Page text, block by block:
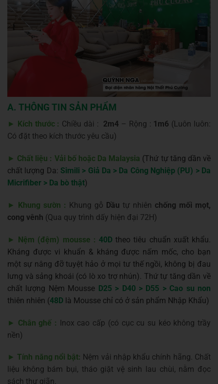
A. THÔNG TIN SẢN PHẨM
► Kích thước : Chiều dài : 2m4 – Rộng : 1m6 (Luôn luôn:
Có đặt theo kích thước yêu cầu)
► Chất liệu : Vải bố hoặc Da Malaysia (Thứ tự tăng dần về
chất lượng Da: Simili > Giả Da > Da Công Nghiệp (PU) > Da
Micrifiber > Da bò thật)
► Khung sườn : Khung gỗ Dầu tự nhiên chống mối mọt,
cong vênh (Qua quy trình dấy hiện đại 72H)
► Nệm (đệm) mousse : 40D theo tiêu chuẩn xuất khẩu.
Kháng được vi khuẩn & kháng được nấm mốc, cho bạn
một sự nâng đỡ tuyệt hảo ở mọi tư thế ngồi, không bị đau
lưng và sảng khoái (có lò xo trợ nhún). Thứ tự tăng dần về
chất lượng Nệm Mousse D25 > D40 > D55 > Cao su non
thiên nhiên (48D là Mousse chỉ có ở sản phẩm Nhập Khẩu)
► Chân ghế : Inox cao cấp (có cục cu su kéo không trầy
nền)
►Tính năng nổi bật: Nệm vải nhập khẩu chính hãng. Chất
liệu không bám bụi, tháo giặt vệ sinh lau chùi, nằm đọc
sách thư giãn.